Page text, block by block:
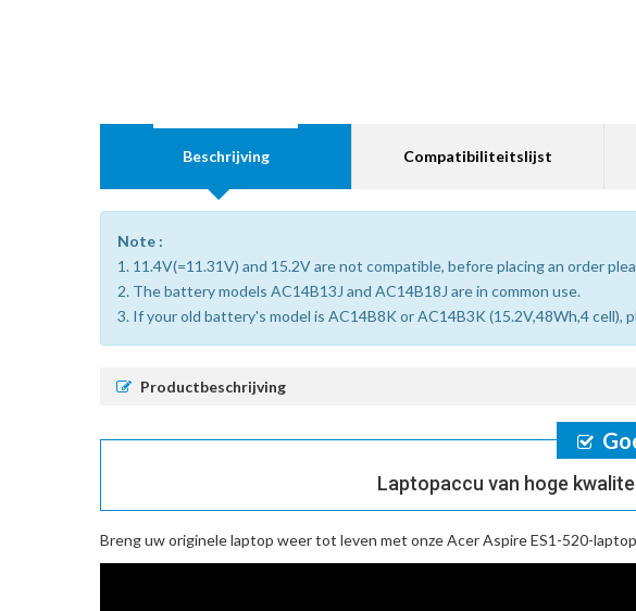
Beschrijving Compatibiliteitslijst
Note :
1. 11.4V(=11.31V) and 15.2V are not compatible, before placing an order
2. The battery models AC14B13J and AC14B18J are in common use.
3. If your old battery's model is AC14B8K or AC14B3K (15.2V,48Wh,4 cell),
Productbeschrijving
Laptopaccu van hoge
Breng uw originele laptop weer tot leven met onzeAcer Aspire ES1-520-